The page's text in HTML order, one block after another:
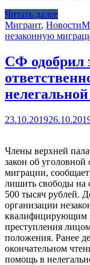
Читать далее
Мигрант, Новости
незаконную
СФ одобрил
23.10.2019
Члены верхней
закон об уголовной
миграции,
лишить свободы на
500 тысяч рублей.
организации
квалифицирующим
преступления
положения. Ранее
окончательном
помощь в